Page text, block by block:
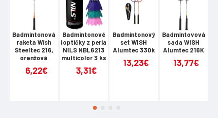
Badmintonová
raketa Wish
Steeltec 216,
oranžová
6,22€
Badmintonové
loptičky z peria
NILS NBL6213
multicolor 3 ks
3,31€
Badmintonový
set WISH
Alumtec 330k
13,23€
Badmintovová
sada WISH
Alumtec 216K
13,77€